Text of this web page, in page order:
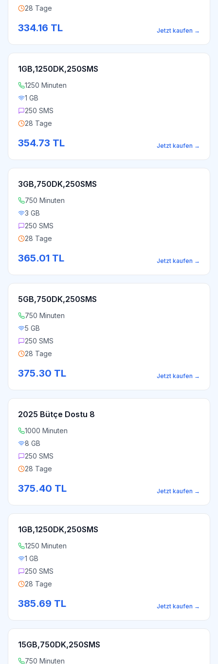
28 Tage
334.16 TL Jetzt kaufen →
1GB,1250DK,250SMS
1250 Minuten
1 GB
250 SMS
28 Tage
354.73 TL Jetzt kaufen →
3GB,750DK,250SMS
750 Minuten
3 GB
250 SMS
28 Tage
365.01 TL Jetzt kaufen →
5GB,750DK,250SMS
750 Minuten
5 GB
250 SMS
28 Tage
375.30 TL Jetzt kaufen →
2025 Bütçe Dostu 8
1000 Minuten
8 GB
250 SMS
28 Tage
375.40 TL Jetzt kaufen →
1GB,1250DK,250SMS
1250 Minuten
1 GB
250 SMS
28 Tage
385.69 TL Jetzt kaufen →
15GB,750DK,250SMS
750 Minuten